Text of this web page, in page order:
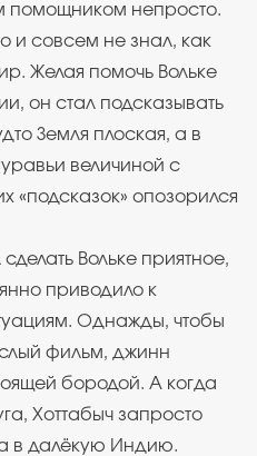
помощником непросто.
и совсем не знал, как
Желая помочь Вольке
он стал подсказывать
Земля плоская, а в
величиной с
«подсказок» опозорился
Вольке приятное,
приводило к
Однажды, чтобы
фильм, джинн
бородой. А когда
Хоттабыч запросто
в далёкую Индию.